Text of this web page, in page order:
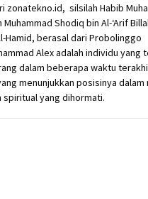
zonatekno.id, silsilah Habib
Shodiq bin Al-‘Arif
Hamid, berasal dari Probolinggo
Alex adalah individu yang
dalam beberapa waktu
menunjukkan posisinya
spiritual yang dihormati.